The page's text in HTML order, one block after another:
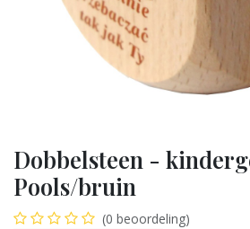
Dobbelsteen -
Pools/bruin
(0 beoordeling)